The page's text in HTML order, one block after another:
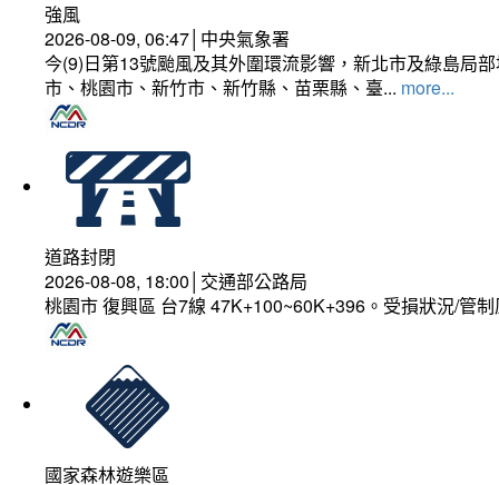
強風
2026-08-09, 06:47│中央氣象署
今(9)日第13號颱風及其外圍環流影響，新北市及綠島局
市、桃園市、新竹市、新竹縣、苗栗縣、臺... more...
道路封閉
2026-08-08, 18:00│交通部公路局
桃園市 復興區 台7線 47K+100~60K+396。受損狀況/管
國家森林遊樂區